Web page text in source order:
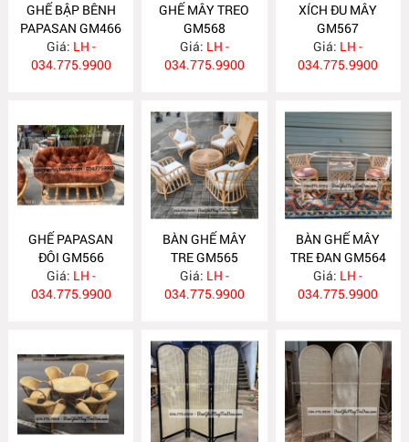
GHẾ BẬP BÊNH
PAPASAN GM466
Giá: LH -
034.775.9900
GHẾ MÂY TREO
GM568
Giá: LH -
034.775.9900
XÍCH ĐU MÂY
GM567
Giá: LH -
034.775.9900
GHẾ PAPASAN
ĐÔI GM566
Giá: LH -
034.775.9900
BÀN GHẾ MÂY
TRE GM565
Giá: LH -
034.775.9900
BÀN GHẾ MÂY
TRE ĐAN GM564
Giá: LH -
034.775.9900